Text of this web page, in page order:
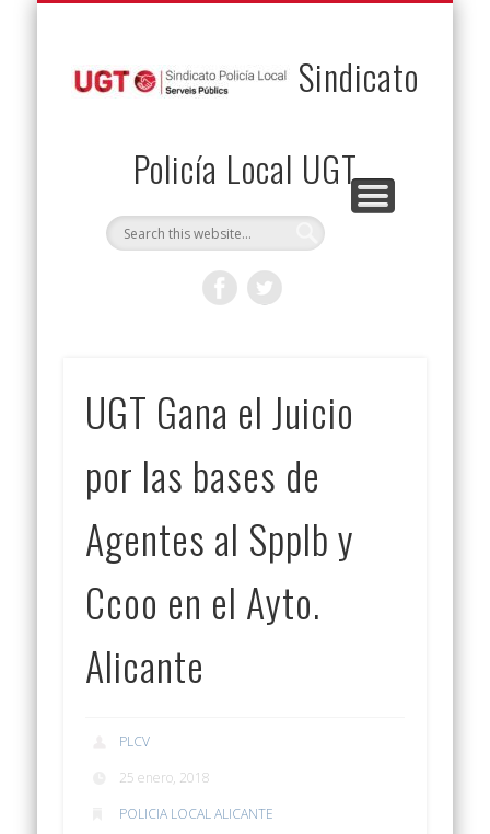
Sindicato
Policía Local UGT
UGT Gana el Juicio
por las bases de
Agentes al Spplb y
Ccoo en el Ayto.
Alicante
PLCV
25 enero, 2018
POLICIA LOCAL ALICANTE